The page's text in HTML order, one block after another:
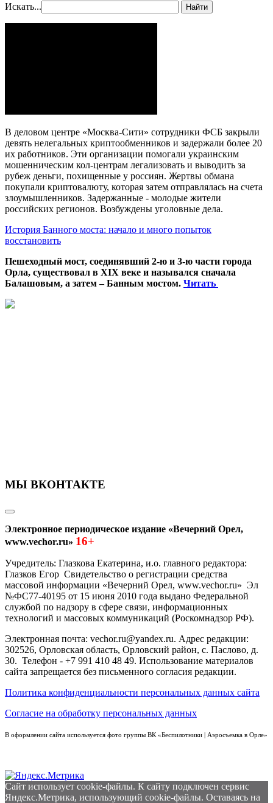
Искать... Найти
В деловом центре «Москва-Сити» сотрудники ФСБ закрыли
девять нелегальных криптообменников и задержали более 20
их работников. Эти организации помогали украинским
мошенническим кол-центрам легализовать и выводить за
рубеж деньги, похищенные у россиян. Жертвы обмана
покупали криптовалюту, которая затем отправлялась на счета
злоумышленников. Задержанные - молодые жители
российских регионов. Возбуждены уголовные дела.
История Банного моста: начало и много попыток
восстановить
Пешеходный мост, соединявший 2-ю и 3-ю части города
Орла, существовал в XIX веке и назывался сначала
Балашовым, а затем – Банным мостом. Читать
МЫ ВКОНТАКТЕ
Электронное периодическое издание «Вечерний Орел,
www.vechor.ru» 16+
Учредитель: Глазкова Екатерина, и.о. главного редактора:
Глазков Егор Свидетельство о регистрации средства
массовой информации «Вечерний Орел, www.vechor.ru» Эл
№ФС77-40195 от 15 июня 2010 года выдано Федеральной
службой по надзору в сфере связи, информационных
технологий и массовых коммуникаций (Роскомнадзор РФ).
Электронная почта: vechor.ru@yandex.ru. Адрес редакции:
302526, Орловская область, Орловский район, с. Паслово, д.
30. Телефон - +7 991 410 48 49. Использование материалов
сайта запрещается без письменного согласия редакции.
Политика конфиденциальности персональных данных сайта
Согласие на обработку персональных данных
В оформлении сайта используется фото группы ВК «Беспилотники | Аэросъемка в Орле»
Сайт использует cookie-файлы. К cайту подключен сервис
Яндекс.Метрика, использующий cookie-файлы. Оставаясь на